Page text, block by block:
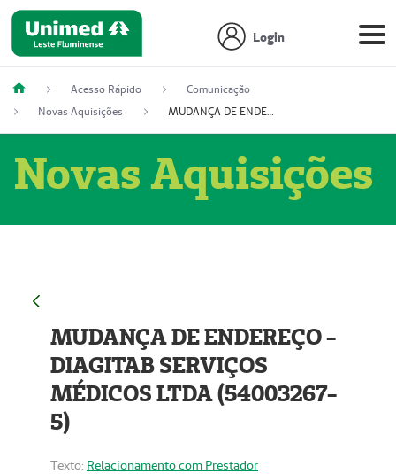
Login
Acesso Rápido
Comunicação
Novas Aquisições
MUDANÇA DE ENDEREÇO - DIAGITAB SERVIÇOS MÉDICOS LTDA (54003267-5)
Novas Aquisições
MUDANÇA DE ENDEREÇO -
DIAGITAB SERVIÇOS
MÉDICOS LTDA (54003267-
5)
Texto: Relacionamento com Prestador